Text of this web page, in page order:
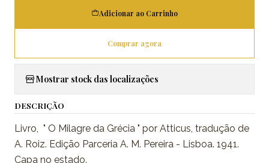
Adicionar ao Carrinho
Comprar agora
Mostrar stock das localizações
DESCRIÇÃO
Livro, " O Milagre da Grécia " por Atticus, tradução de
A. Roiz. Edição Parceria A. M. Pereira - Lisboa. 1941.
Capa no estado.